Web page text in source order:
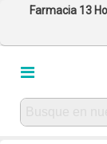
Farmacia 13